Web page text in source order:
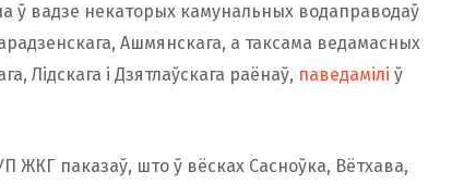
ў вадзе некаторых камунальных водаправодаў
Ашмянскага, а таксама ведамасных
Лідскага і Дзятлаўскага раёнаў, паведамілі ў
ЖКГ паказаў, што ў вёсках Сасноўка, Вётхава,